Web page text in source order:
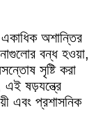
একাধিক অশান্তির
বন্ধ হওয়া,
সৃষ্টি করা
এই ষড়যন্ত্রে
এবং প্রশাসনিক